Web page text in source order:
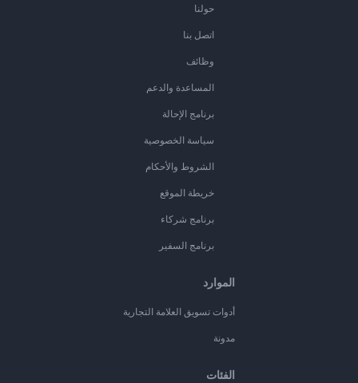
حولنا
اتصل بنا
وظائف
المساعدة والدعم
برنامج الإحالة
سياسة الخصوصية
الشروط والأحكام
خريطة الموقع
برنامج شركاء
برنامج السفير
الموارد
أدوات تسويق العلامة التجارية
مدونة
الفئات